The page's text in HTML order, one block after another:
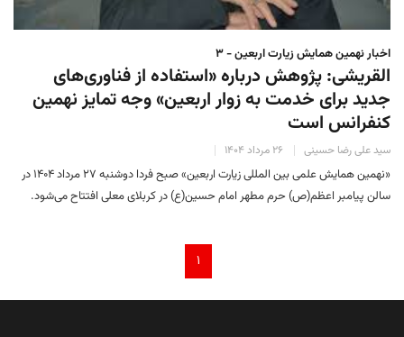
اخبار نهمین همایش زیارت اربعین - ۳
القریشی: پژوهش‌ درباره «استفاده از فناوری‌های
جدید برای خدمت به زوار اربعین» وجه تمایز نهمین
کنفرانس است
سید علی رضا حسینی ۲۶ مرداد ۱۴۰۴
«نهمین همایش علمی بین المللی زیارت اربعین» صبح فردا دوشنبه ۲۷ مرداد ۱۴۰۴ در
سالن پیامبر اعظم(ص) حرم مطهر امام حسین(ع) در کربلای معلی افتتاح می‌شود.
۱